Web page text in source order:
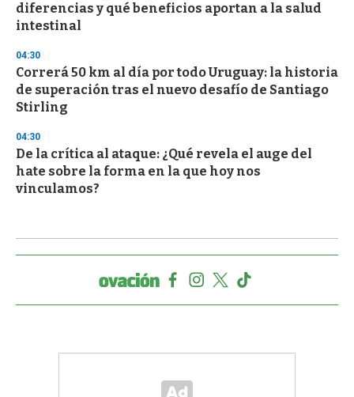
diferencias y qué beneficios aportan a la salud
intestinal
04:30
Correrá 50 km al día por todo Uruguay: la historia
de superación tras el nuevo desafío de Santiago
Stirling
04:30
De la crítica al ataque: ¿Qué revela el auge del
hate sobre la forma en la que hoy nos
vinculamos?